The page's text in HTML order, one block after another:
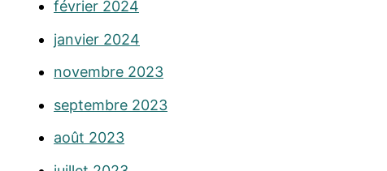
février 2024
janvier 2024
novembre 2023
septembre 2023
août 2023